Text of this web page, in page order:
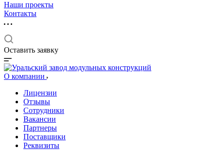
Наши проекты
Контакты
Оставить заявку
О компании
Лицензии
Отзывы
Сотрудники
Вакансии
Партнеры
Поставщики
Реквизиты